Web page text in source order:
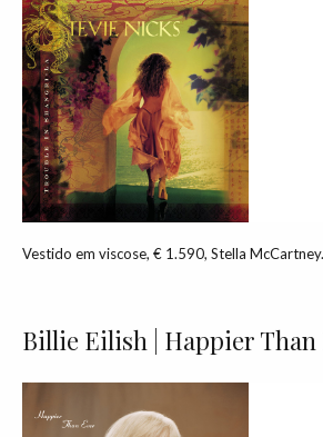
Vestido em viscose, € 1.590, Stella McCartney.
Billie Eilish | Happier Than